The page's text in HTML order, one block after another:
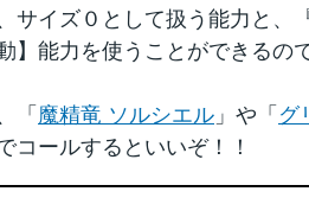
イズ０として扱う能力と、
能力を使うことができるの
「 魔精竜 ソルシエル 」や「 グ
コールするといいぞ！！